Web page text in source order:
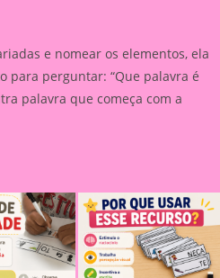
e nomear os elementos, ela
para perguntar: “Que palavra é
palavra que começa com a